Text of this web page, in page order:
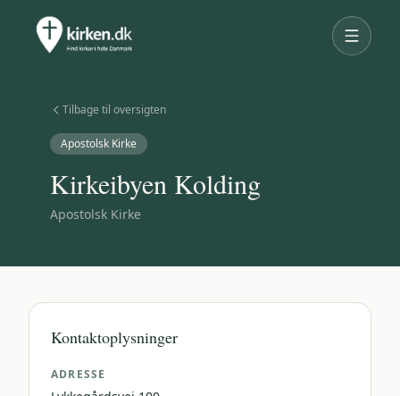
Tilbage til oversigten
Apostolsk Kirke
Kirkeibyen Kolding
Apostolsk Kirke
Kontaktoplysninger
ADRESSE